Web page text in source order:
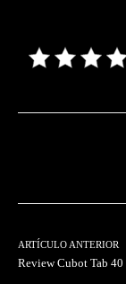
ARTÍCULO ANTERIOR
Review Cubot Tab 40